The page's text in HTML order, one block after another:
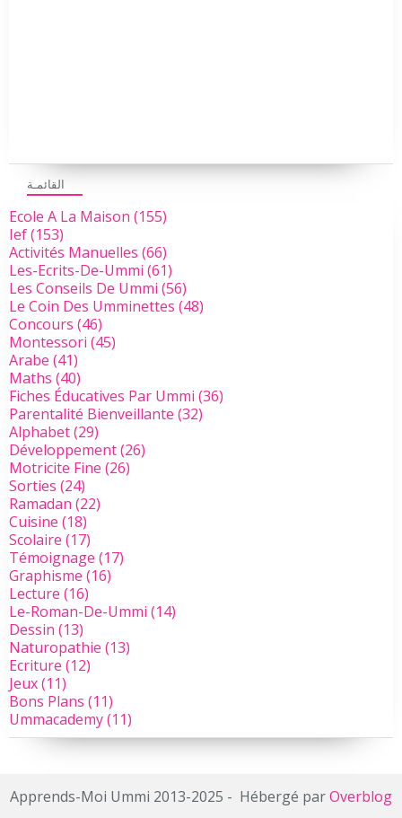
القائمـة
Ecole A La Maison (155)
Ief(153)
Activités Manuelles (66)
Les-Ecrits-De-Ummi (61)
Les Conseils De Ummi (56)
Le Coin Des Umminettes (48)
Concours (46)
Montessori (45)
Arabe (41)
Maths (40)
Fiches Éducatives Par Ummi (36)
Parentalité Bienveillante (32)
Alphabet(29)
Développement(26)
Motricite Fine (26)
Sorties (24)
Ramadan (22)
Cuisine (18)
Scolaire (17)
Témoignage (17)
Graphisme (16)
Lecture (16)
Le-Roman-De-Ummi (14)
Dessin (13)
Naturopathie (13)
Ecriture (12)
Jeux(11)
Bons Plans (11)
Ummacademy(11)
Apprends-Moi Ummi 2013-2025 - Hébergé parOverblog